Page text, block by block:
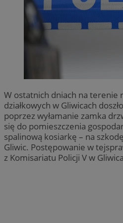
W ostatnich dniach na terenie
działkowych w Gliwicach
poprzez wyłamanie zamka
się do pomieszczenia
spalinową kosiarkę – na
Gliwic. Postępowanie w
z Komisariatu Policji V w